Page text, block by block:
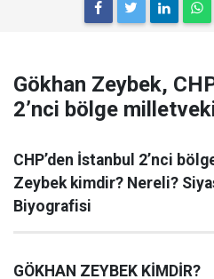
Gökhan Zeybek,
2’nci bölge
CHP’den İstanbul 2’nci
Zeybek kimdir? Nereli?
Biyografisi
GÖKHAN ZEYBEK KİMDİR?